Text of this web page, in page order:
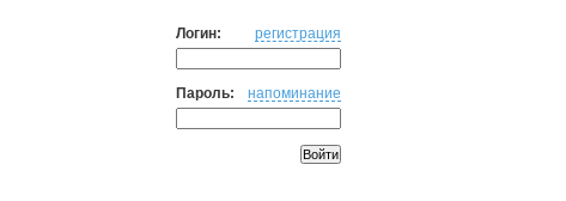
Логин: регистрация
Пароль: напоминание